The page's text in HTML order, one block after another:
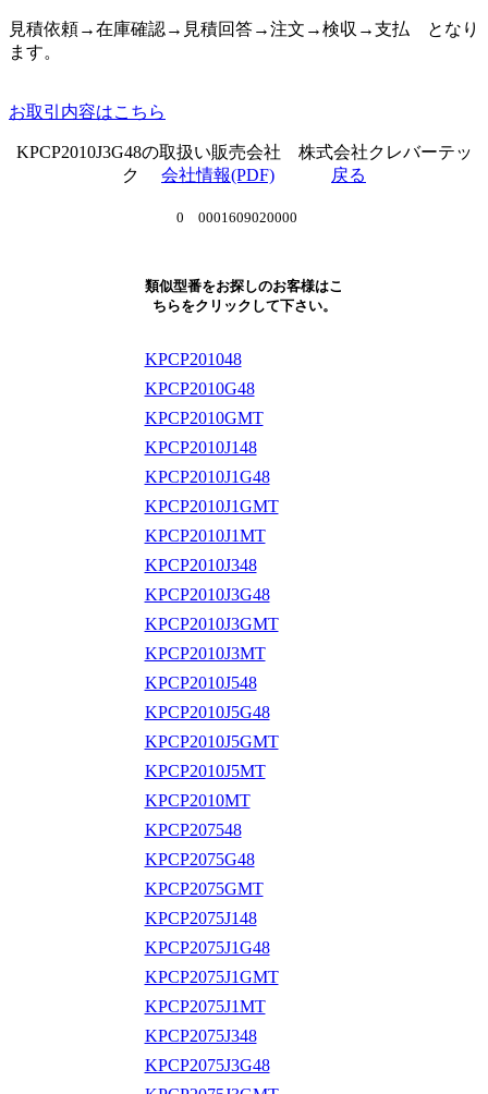
見積依頼→在庫確認→見積回答→注文→検収→支払 となり
ます。
お取引内容はこちら
KPCP2010J3G48の取扱い販売会社 株式会社クレバーテッ
ク 会社情報(PDF) 戻る
0 0001609020000
類似型番をお探しのお客様はこ
ちらをクリックして下さい。
KPCP201048
KPCP2010G48
KPCP2010GMT
KPCP2010J148
KPCP2010J1G48
KPCP2010J1GMT
KPCP2010J1MT
KPCP2010J348
KPCP2010J3G48
KPCP2010J3GMT
KPCP2010J3MT
KPCP2010J548
KPCP2010J5G48
KPCP2010J5GMT
KPCP2010J5MT
KPCP2010MT
KPCP207548
KPCP2075G48
KPCP2075GMT
KPCP2075J148
KPCP2075J1G48
KPCP2075J1GMT
KPCP2075J1MT
KPCP2075J348
KPCP2075J3G48